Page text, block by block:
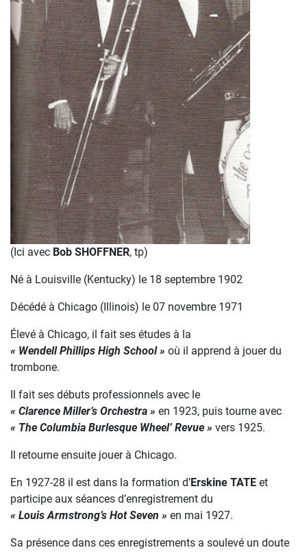
(Ici avec Bob SHOFFNER, tp)
Né à Louisville (Kentucky) le 18 septembre 1902
Décédé à Chicago (Illinois) le 07 novembre 1971
Élevé à Chicago, il fait ses études à la
« Wendell Phillips High School » où il apprend à jouer du
trombone.
Il fait ses débuts professionnels avec le
« Clarence Miller’s Orchestra » en 1923, puis tourne avec
« The Columbia Burlesque Wheel’ Revue » vers 1925.
Il retourne ensuite jouer à Chicago.
En 1927-28 il est dans la formation d’Erskine TATE et
participe aux séances d’enregistrement du
« Louis Armstrong’s Hot Seven » en mai 1927.
Sa présence dans ces enregistrements a soulevé un doute